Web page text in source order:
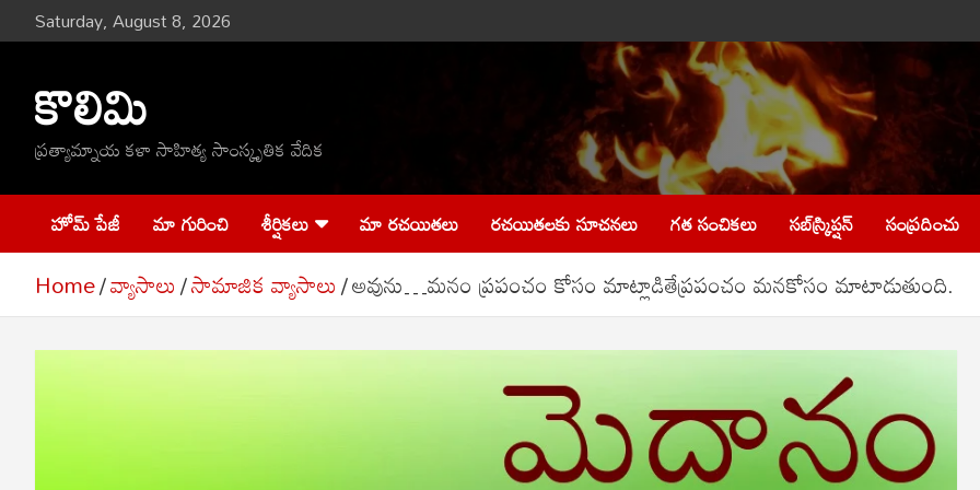
Skip
to
Saturday, August 8, 2026
కొలిమి
ప్రత్యామ్నాయ కళా సాహిత్య సాంస్కృతిక వేదిక
హోమ్ పేజీ మా గురించి శీర్షికలు మా రచయితలు రచయితలకు సూచనలు గత సంచికలు సబ్‌స్క్రిప్షన్ సంప్రదించు
Home వ్యాసాలు సామాజిక వ్యాసాలు అవును…మనం ప్రపంచం కోసం మాట్లాడితేప్రపంచం మనకోసం మాటాడుతుంది.